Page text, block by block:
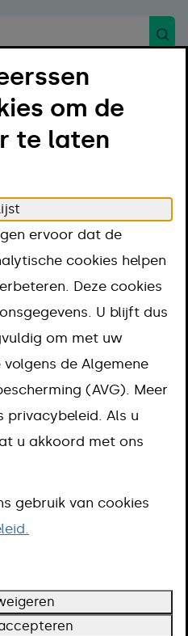
en ondersteuning
geweld
bij
in een gezin of
een onveilige
Dat is vreselijk
zit. Het stopt
om de
te laten
ervoor dat de
cookies helpen
Deze cookies
U blijft dus
om met uw
de Algemene
(AVG). Meer
privacybeleid. Als u
u akkoord met ons
gebruik van cookies